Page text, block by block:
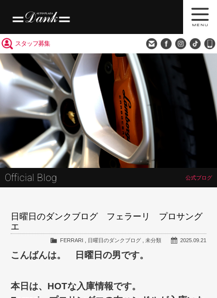
スタッフ募集
Official Blog 公式ブログ
日曜日のダンクブログ フェラーリ プロサング
エ
2025.09.21
FERRARI 日曜日のダンクブログ, 未分類
こんばんは。 日曜日の男です。
本日は、HOTな入庫情報です。